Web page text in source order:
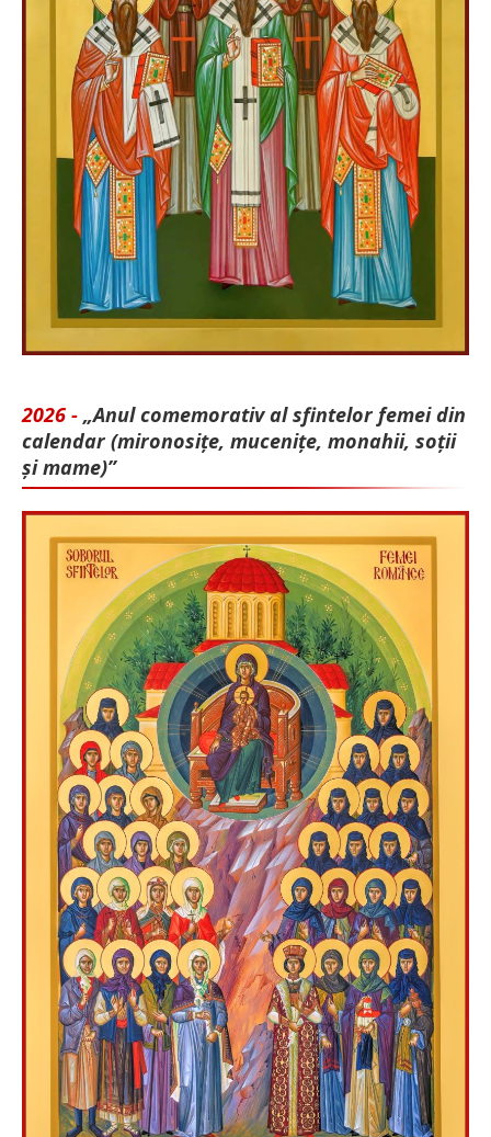
2026 - „Anul comemorativ al sfintelor femei din
calendar (mironosițe, mu­cenițe, monahii, soții
și mame)”